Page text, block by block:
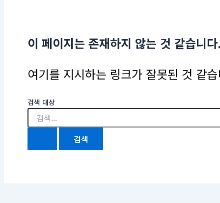
이 페이지는 존재하지 않는 것 같습니
여기를 지시하는 링크가 잘못된 것 같
검색 대상